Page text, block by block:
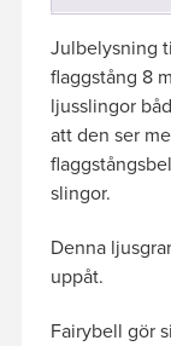
Julbelysning
flaggstång 8
ljusslingor
att den ser
slingor.
Denna
uppåt.
Fairybell gör